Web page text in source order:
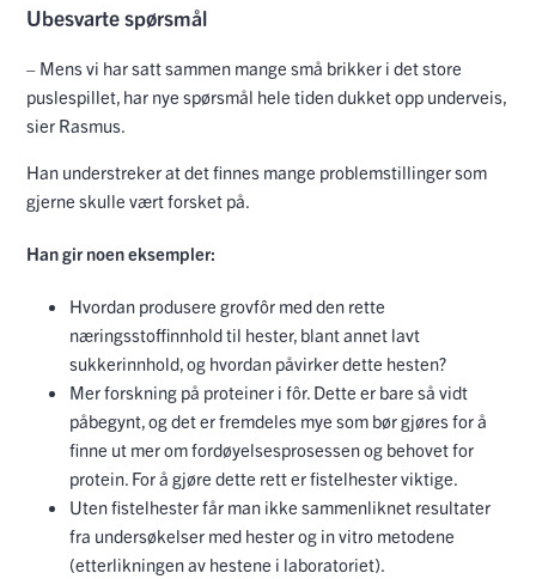
Ubesvarte spørsmål
– Mens vi har satt sammen mange små brikker i det store
puslespillet, har nye spørsmål hele tiden dukket opp underveis,
sier Rasmus.
Han understreker at det finnes mange problemstillinger som
gjerne skulle vært forsket på.
Han gir noen eksempler:
Hvordan produsere grovfôr med den rette
næringsstoffinnhold til hester, blant annet lavt
sukkerinnhold, og hvordan påvirker dette hesten?
Mer forskning på proteiner i fôr. Dette er bare så vidt
påbegynt, og det er fremdeles mye som bør gjøres for å
finne ut mer om fordøyelsesprosessen og behovet for
protein. For å gjøre dette rett er fistelhester viktige.
Uten fistelhester får man ikke sammenliknet resultater
fra undersøkelser med hester og in vitro metodene
(etterlikningen av hestene i laboratoriet).